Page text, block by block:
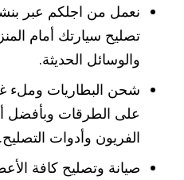
نعمل من اجلكم عبر
تصليح سيارتك أمام
والوسائل الحديثة.
شحن البطاريات وملء
على الطرقات وبأفضل
الفريون وأدوات التصليح.
صيانة وتصليح كافة